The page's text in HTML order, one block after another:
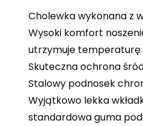
Cholewka wykonana z
Wysoki komfort
utrzymuje temperaturę
Skuteczna ochrona
Stalowy podnosek
Wyjątkowo lekka
standardowa guma